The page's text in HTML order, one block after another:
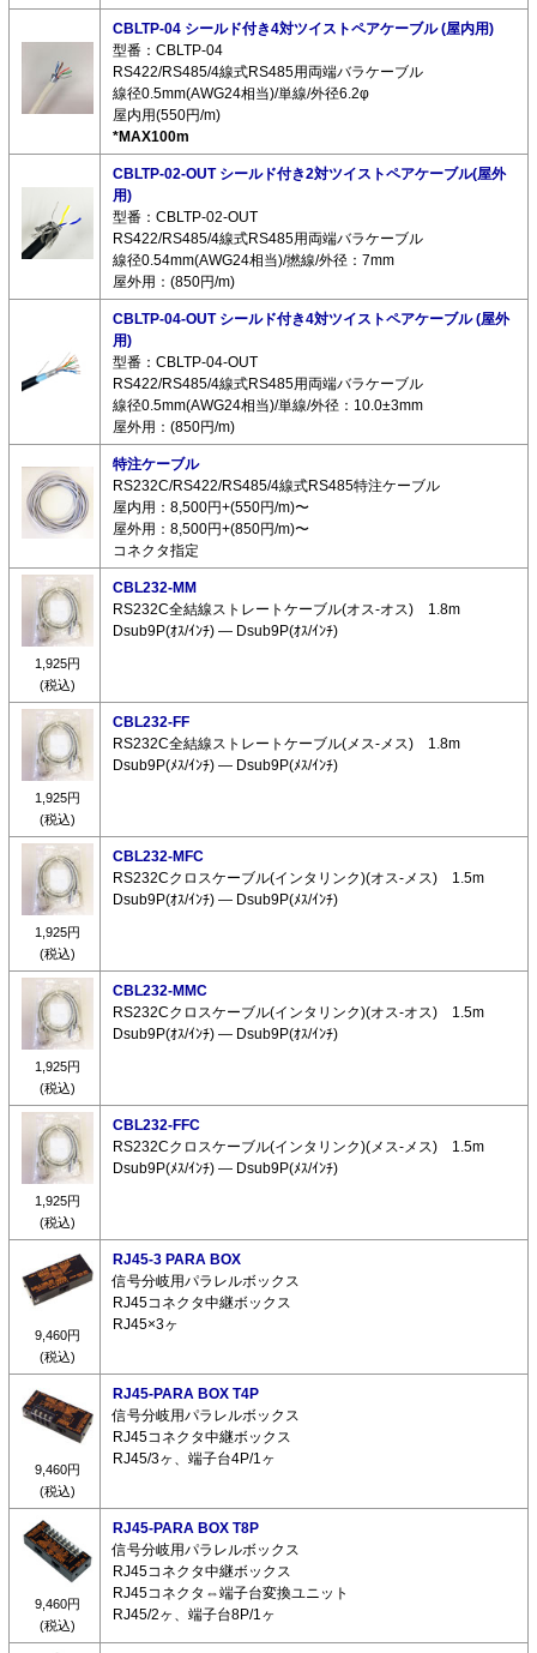
CBLTP-04 シールド付き4対ツイストペアケーブル (屋内用)
型番：CBLTP-04
RS422/RS485/4線式RS485用両端バラケーブル
線径0.5mm(AWG24相当)/単線/外径6.2φ
屋内用(550円/m)
*MAX100m
CBLTP-02-OUT シールド付き2対ツイストペアケーブル(屋外
用)
型番：CBLTP-02-OUT
RS422/RS485/4線式RS485用両端バラケーブル
線径0.54mm(AWG24相当)/撚線/外径：7mm
屋外用：(850円/m)
CBLTP-04-OUT シールド付き4対ツイストペアケーブル (屋外
用)
型番：CBLTP-04-OUT
RS422/RS485/4線式RS485用両端バラケーブル
線径0.5mm(AWG24相当)/単線/外径：10.0±3mm
屋外用：(850円/m)
特注ケーブル
RS232C/RS422/RS485/4線式RS485特注ケーブル
屋内用：8,500円+(550円/m)〜
屋外用：8,500円+(850円/m)〜
コネクタ指定
1,925円
(税込)
CBL232-MM
RS232C全結線ストレートケーブル(オス-オス) 1.8m
Dsub9P(ｵｽ/ｲﾝﾁ) ― Dsub9P(ｵｽ/ｲﾝﾁ)
1,925円
(税込)
CBL232-FF
RS232C全結線ストレートケーブル(メス-メス) 1.8m
Dsub9P(ﾒｽ/ｲﾝﾁ) ― Dsub9P(ﾒｽ/ｲﾝﾁ)
1,925円
(税込)
CBL232-MFC
RS232Cクロスケーブル(インタリンク)(オス-メス) 1.5m
Dsub9P(ｵｽ/ｲﾝﾁ) ― Dsub9P(ﾒｽ/ｲﾝﾁ)
1,925円
(税込)
CBL232-MMC
RS232Cクロスケーブル(インタリンク)(オス-オス) 1.5m
Dsub9P(ｵｽ/ｲﾝﾁ) ― Dsub9P(ｵｽ/ｲﾝﾁ)
1,925円
(税込)
CBL232-FFC
RS232Cクロスケーブル(インタリンク)(メス-メス) 1.5m
Dsub9P(ﾒｽ/ｲﾝﾁ) ― Dsub9P(ﾒｽ/ｲﾝﾁ)
9,460円
(税込)
RJ45-3 PARA BOX
信号分岐用パラレルボックス
RJ45コネクタ中継ボックス
RJ45×3ヶ
9,460円
(税込)
RJ45-PARA BOX T4P
信号分岐用パラレルボックス
RJ45コネクタ中継ボックス
RJ45/3ヶ、端子台4P/1ヶ
9,460円
(税込)
RJ45-PARA BOX T8P
信号分岐用パラレルボックス
RJ45コネクタ中継ボックス
RJ45コネクタ⇔端子台変換ユニット
RJ45/2ヶ、端子台8P/1ヶ